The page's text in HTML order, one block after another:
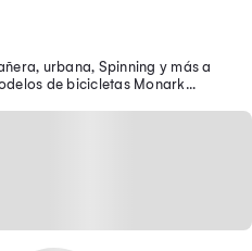
urbana, Spinning y más a
de bicicletas Monark